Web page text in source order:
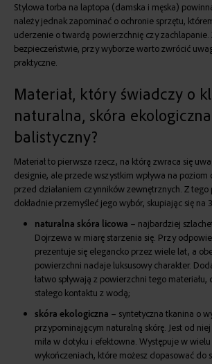
Stylowa torba na laptopa (damska i męska)
należy jednak zapominać o ochronie sprzętu,
uderzenie o twardą powierzchnię czy zachlapanie.
bezpieczeństwie, przy wyborze warto zwrócić
praktyczne.
Materiał, który świadczy o
naturalna, skóra
balistyczny?
Materiał to pierwsza rzecz, na którą zwraca się
designie, ale przede wszystkim wpływa na poziom
przed działaniem czynników zewnętrznych. Z
dokładnie przemyśleć jego wybór, skupiając się na
naturalna skóra licowa – najbardziej
Dojrzewa w miarę starzenia się. Przy
prezentuje się elegancko przez wiele lat, a
powierzchni nadaje luksusowy charakter.
łatwo spływają z powierzchni tego materiału,
stałego kontaktu z wodą;
skóra ekologiczna – syntetyczna tkanina o
przypominającym naturalną skórę. Jest od
miła w dotyku i efektowna. Występuje w
wykończeniach, które możesz dopasować do